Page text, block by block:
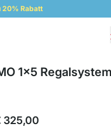
20% Rabatt
1x5
325,00